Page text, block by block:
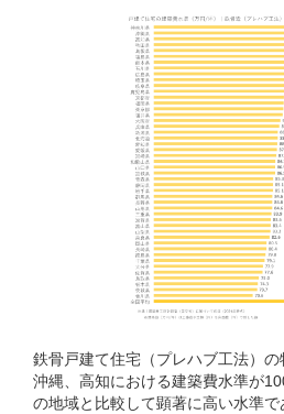
鉄骨戸建て住宅（プレハブ工法）の
沖縄、高知における建築費水準が
の地域と比較して顕著に高い水準